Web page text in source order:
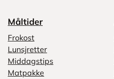
Måltider
Frokost
Lunsjretter
Middagstips
Matpakke